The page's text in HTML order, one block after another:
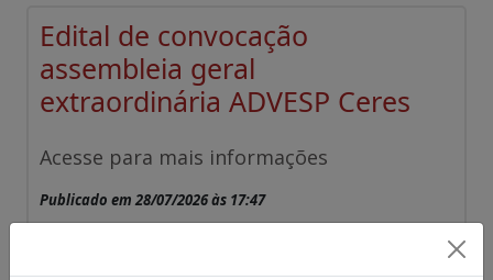
Edital de convocação
assembleia geral
extraordinária ADVESP Ceres
Acesse para mais informações
Publicado em 28/07/2026 às 17:47